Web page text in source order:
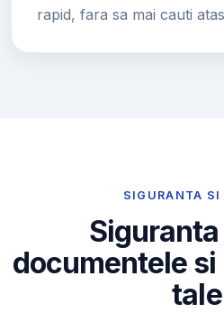
rapid, fara sa mai cauti
SIGURANTA SI
documentele